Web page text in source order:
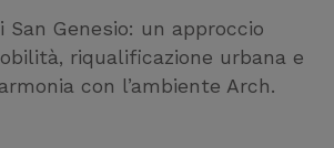
San Genesio: un approccio
riqualificazione urbana e
con l’ambiente Arch.